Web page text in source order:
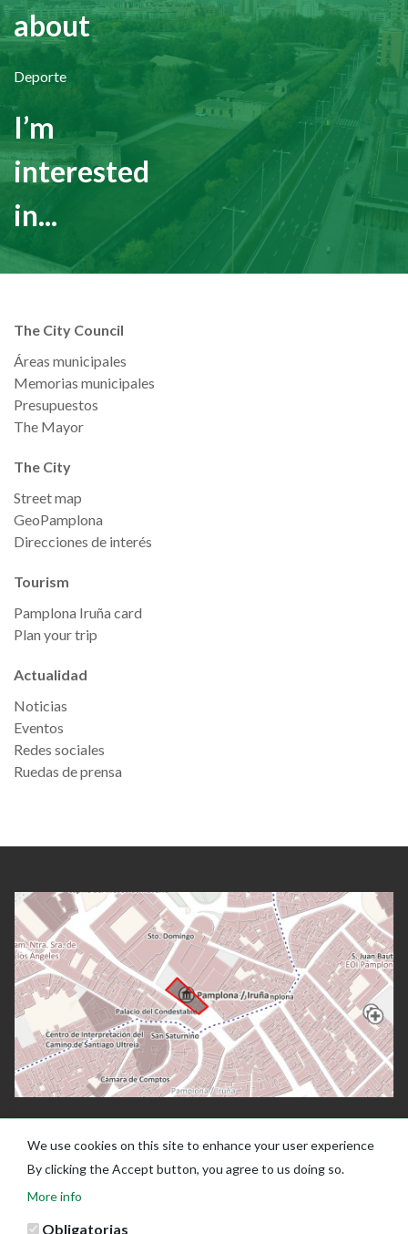
about
Deporte
I’m
interested
in...
The City Council
Áreas municipales
Memorias municipales
Presupuestos
The Mayor
The City
Street map
GeoPamplona
Direcciones de interés
Tourism
Pamplona Iruña card
Plan your trip
Actualidad
Noticias
Eventos
Redes sociales
Ruedas de prensa
We use cookies on this site to enhance your user experience
By clicking the Accept button, you agree to us doing so.
More info
Obligatorias